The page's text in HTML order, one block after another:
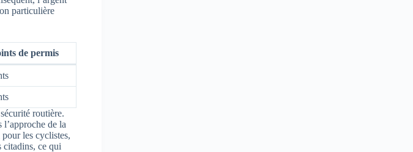
particulière
de permis
routière.
de la
les cyclistes,
citadins, ce qui